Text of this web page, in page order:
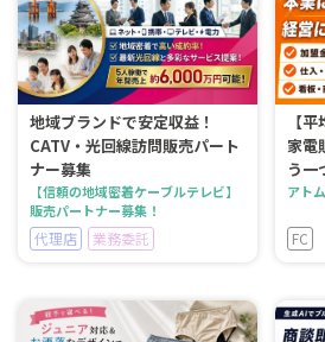
地域ブランドで安定収益！
CATV・光回線訪問販売パート
ナー募集
【信頼の地域密着ケーブルテレビ】
販売パートナー募集！
代理店 業務委託
【
家電
う一
アト
FC